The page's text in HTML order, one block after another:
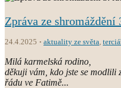
Zpráva ze shromáždění
24.4.2025 aktuality ze světa
Milá karmelská rodino,
děkuji vám, kdo jste se modlili
řádu ve Fatimě...